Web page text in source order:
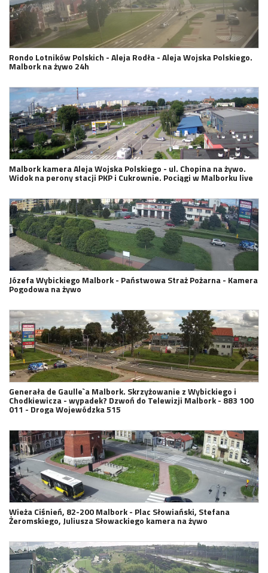
Rondo Lotników Polskich - Aleja Rodła - Aleja Wojska Polskiego.
Malbork na żywo 24h
Malbork kamera Aleja Wojska Polskiego - ul. Chopina na żywo.
Widok na perony stacji PKP i Cukrownie. Pociągi w Malborku live
Józefa Wybickiego Malbork - Państwowa Straż Pożarna - Kamera
Pogodowa na żywo
Generała de Gaulle`a Malbork. Skrzyżowanie z Wybickiego i
Chodkiewicza - wypadek? Dzwoń do Telewizji Malbork - 883 100
011 - Droga Wojewódzka 515
Wieża Ciśnień, 82-200 Malbork - Plac Słowiański, Stefana
Żeromskiego, Juliusza Słowackiego kamera na żywo